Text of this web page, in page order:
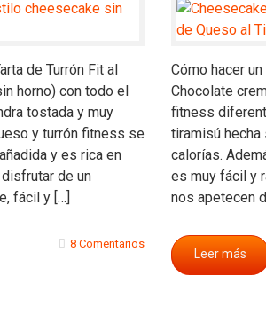
de Turrón Fit al
horno) con todo el
tostada y muy
y turrón fitness se
y es rica en
de un
fácil y […]
8 Comentarios
Cómo hacer
Chocolate
fitness
tiramisú hecha
calorías.
es muy fácil y
nos apetecen
Leer más